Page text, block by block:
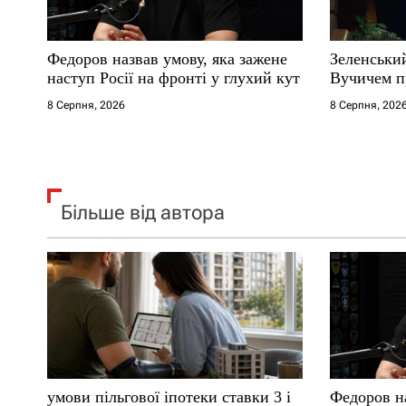
с
і
в
Федоров назвав умову, яка зажене
наступ Росії на фронті у глухий кут
8 Серпня, 2026
Вучичем
8 Серпня,
Більше від автора
умови пільгової іпотеки ставки 3 і Федоров